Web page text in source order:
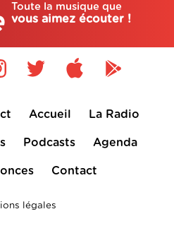
Toute la musique que
vous aimez écouter !
Accueil La Radio
Podcasts Agenda
Contact
légales